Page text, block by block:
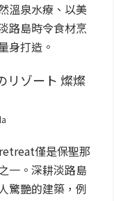
溫泉水療、以美
路島時令食材烹
身打造。
僅是保聖那
一。深耕淡路島
驚艷的建築，例